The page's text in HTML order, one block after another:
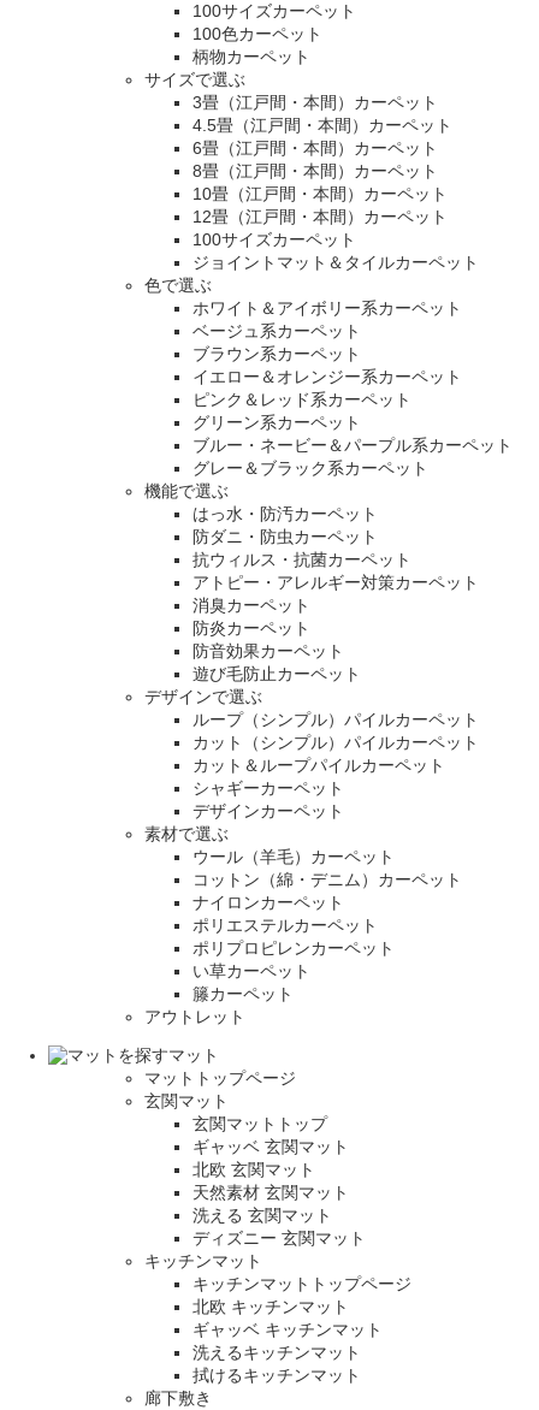
100サイズカーペット
100色カーペット
柄物カーペット
サイズで選ぶ
3畳（江戸間・本間）カーペット
4.5畳（江戸間・本間）カーペット
6畳（江戸間・本間）カーペット
8畳（江戸間・本間）カーペット
10畳（江戸間・本間）カーペット
12畳（江戸間・本間）カーペット
100サイズカーペット
ジョイントマット＆タイルカーペット
色で選ぶ
ホワイト＆アイボリー系カーペット
ベージュ系カーペット
ブラウン系カーペット
イエロー＆オレンジー系カーペット
ピンク＆レッド系カーペット
グリーン系カーペット
ブルー・ネービー＆パープル系カーペット
グレー＆ブラック系カーペット
機能で選ぶ
はっ水・防汚カーペット
防ダニ・防虫カーペット
抗ウィルス・抗菌カーペット
アトピー・アレルギー対策カーペット
消臭カーペット
防炎カーペット
防音効果カーペット
遊び毛防止カーペット
デザインで選ぶ
ループ（シンプル）パイルカーペット
カット（シンプル）パイルカーペット
カット＆ループパイルカーペット
シャギーカーペット
デザインカーペット
素材で選ぶ
ウール（羊毛）カーペット
コットン（綿・デニム）カーペット
ナイロンカーペット
ポリエステルカーペット
ポリプロピレンカーペット
い草カーペット
籐カーペット
アウトレット
マット
マットトップページ
玄関マット
玄関マットトップ
ギャッベ 玄関マット
北欧 玄関マット
天然素材 玄関マット
洗える 玄関マット
ディズニー 玄関マット
キッチンマット
キッチンマットトップページ
北欧 キッチンマット
ギャッベ キッチンマット
洗えるキッチンマット
拭けるキッチンマット
廊下敷き